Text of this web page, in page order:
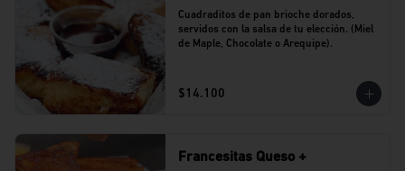
Cuadraditos de pan brioche dorados,
servidos con la salsa de tu elección. (Miel
de Maple, Chocolate o Arequipe).
$14.100
Francesitas Queso +